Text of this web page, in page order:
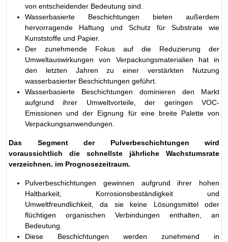
von entscheidender Bedeutung sind.
Wasserbasierte Beschichtungen bieten außerdem
hervorragende Haftung und Schutz für Substrate wie
Kunststoffe und Papier.
Der zunehmende Fokus auf die Reduzierung der
Umweltauswirkungen von Verpackungsmaterialien hat in
den letzten Jahren zu einer verstärkten Nutzung
wasserbasierter Beschichtungen geführt.
Wasserbasierte Beschichtungen dominieren den Markt
aufgrund ihrer Umweltvorteile, der geringen VOC-
Emissionen und der Eignung für eine breite Palette von
Verpackungsanwendungen.
Das Segment der Pulverbeschichtungen wird
voraussichtlich die schnellste jährliche Wachstumsrate
verzeichnen. im Prognosezeitraum.
Pulverbeschichtungen gewinnen aufgrund ihrer hohen
Haltbarkeit, Korrosionsbeständigkeit und
Umweltfreundlichkeit, da sie keine Lösungsmittel oder
flüchtigen organischen Verbindungen enthalten, an
Bedeutung.
Diese Beschichtungen werden zunehmend in